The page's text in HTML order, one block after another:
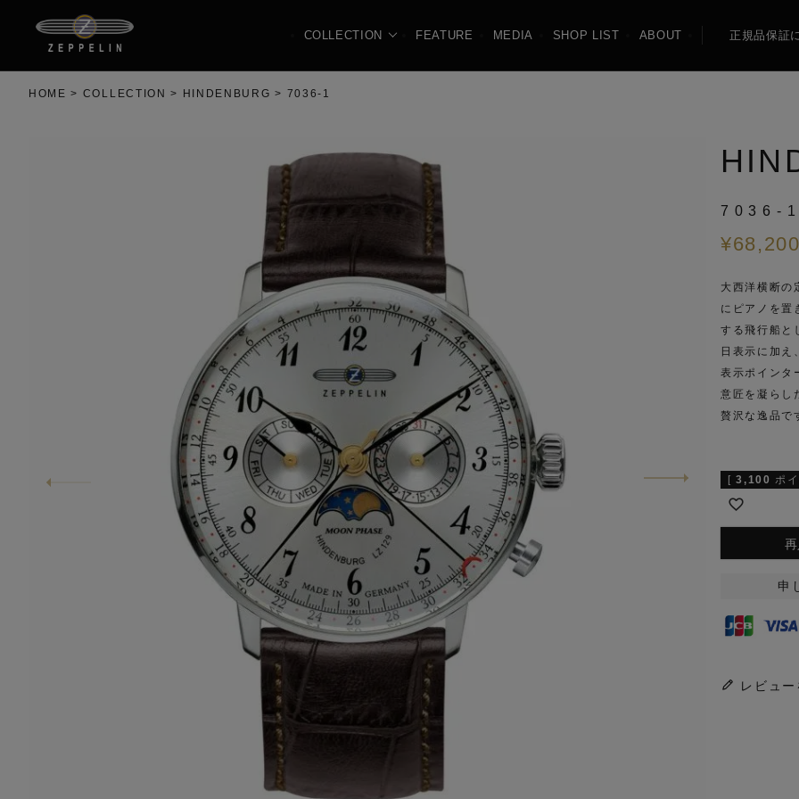
COLLECTION
100周年記念シリーズ MARINE
MEDITERRANEE Friedrichshafen
FEATURE MEDIA SHOP LIST ABOUT 正規品保証
HOME COLLECTION HINDENBURG 7036-1
7036-
¥
大西洋横断の
にピアノを置
する飛行船と
日表示に加
表示ポインタ
意匠を凝らし
贅沢な逸品で
[ 3,100 ポ
申
レビュ